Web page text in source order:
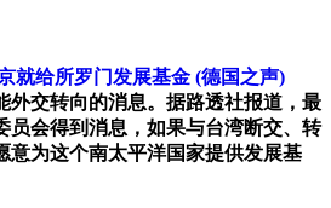
就给所罗门发展基金 (德国之声)
外交转向的消息。据路透社报道，最
员会得到消息，如果与台湾断交、转
意为这个南太平洋国家提供发展基